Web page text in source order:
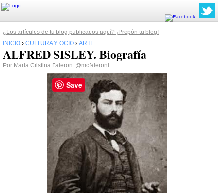
¿Los artículos de tu blog publicados aquí? ¡Propón tu blog!
INICIO › CULTURA Y OCIO › ARTE
ALFRED SISLEY. Biografía
Por Maria Cristina Faleroni @mcfaleroni
Save